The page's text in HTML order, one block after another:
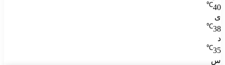
40
℃
ی
38
℃
د
35
℃
س